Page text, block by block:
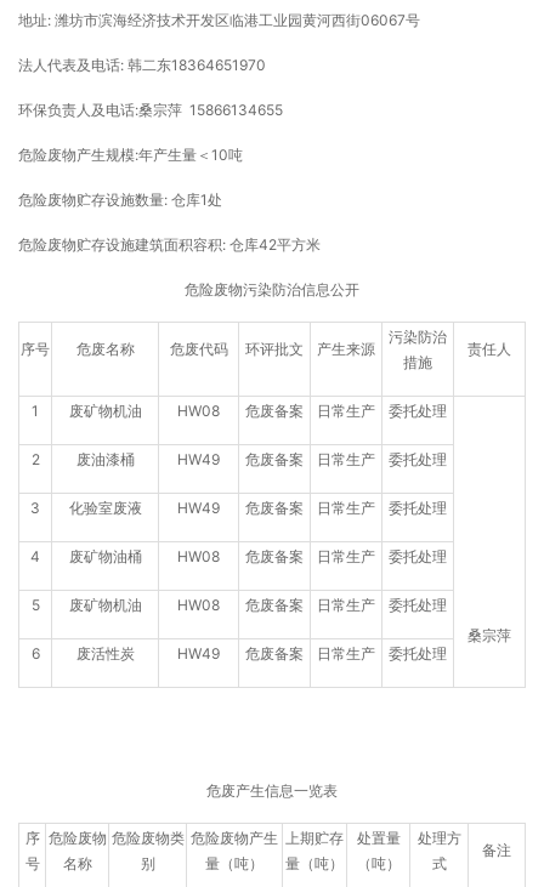
地址: 潍坊市滨海经济技术开发区临港工业园黄河西街06067号
法人代表及电话: 韩二东18364651970
环保负责人及电话:桑宗萍 15866134655
危险废物产生规模:年产生量＜10吨
危险废物贮存设施数量: 仓库1处
危险废物贮存设施建筑面积容积: 仓库42平方米
危险废物污染防治信息公开
序号 危废名称 危废代码 环评批文 产生来源
污染防治
措施
责任人
1 废矿物机油 HW08 危废备案 日常生产 委托处理
桑宗萍
2 废油漆桶 HW49 危废备案 日常生产 委托处理
3 化验室废液 HW49 危废备案 日常生产 委托处理
4 废矿物油桶 HW08 危废备案 日常生产 委托处理
5 废矿物机油 HW08 危废备案 日常生产 委托处理
6 废活性炭 HW49 危废备案 日常生产 委托处理
危废产生信息一览表
序
号
危险废物
名称
危险废物类
别
危险废物产生
量（吨）
上期贮存
量（吨）
处置量
（吨）
处理方
式
备注